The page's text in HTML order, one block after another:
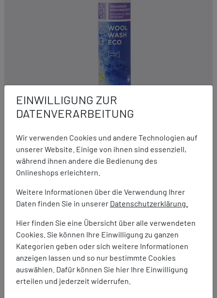
EINWILLIGUNG ZUR
DATENVERARBEITUNG
Wir verwenden Cookies und andere Technologien auf
unserer Website. Einige von ihnen sind essenziell,
während ihnen andere die Bedienung des
Onlineshops erleichtern.
Weitere Informationen über die Verwendung Ihrer
Daten finden Sie in unserer Datenschutzerklärung.
Hier finden Sie eine Übersicht über alle verwendeten
Cookies. Sie können Ihre Einwilligung zu ganzen
Kategorien geben oder sich weitere Informationen
anzeigen lassen und so nur bestimmte Cookies
auswählen. Dafür können Sie hier Ihre Einwilligung
erteilen und jederzeit widerrufen.
Fibertec
Wool Wash Eco